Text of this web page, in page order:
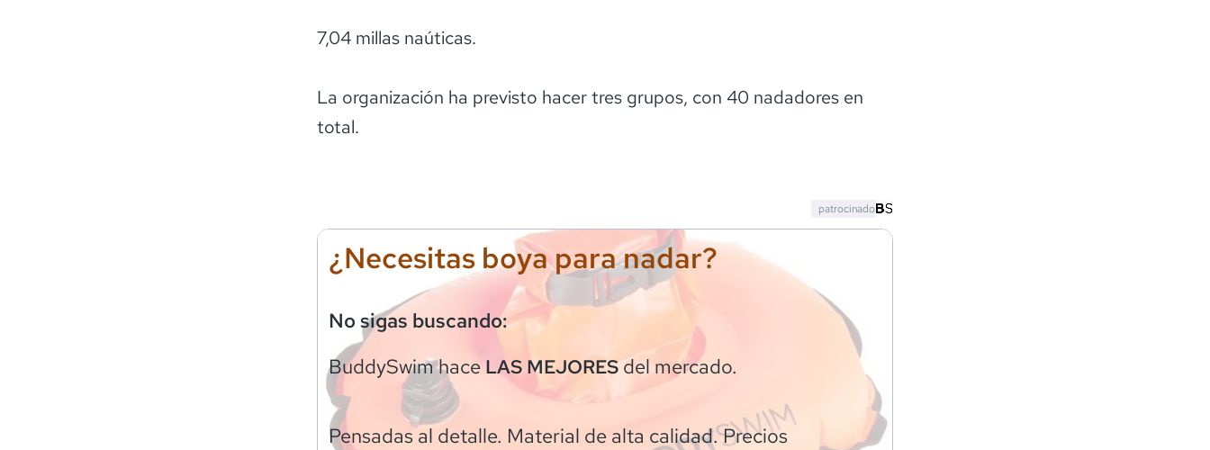
7,04 millas naúticas.
La organización ha previsto hacer tres grupos, con 40 nadadores en
total.
¿Necesitas boya para nadar?
No sigas buscando:
BuddySwimhaceLAS MEJORESdel mercado.
Pensadas al detalle. Material de alta calidad. Precios
patrocinado